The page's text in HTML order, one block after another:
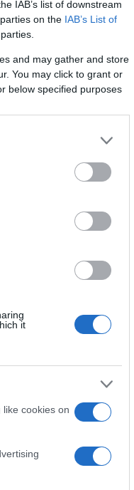
IAB’s list of downstream
on the IAB’s List of
and may gather and store
You may click to grant or
below specified purposes
it
cookies on
1
2
3
5